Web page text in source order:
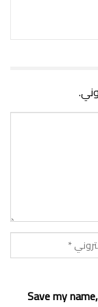
Save my